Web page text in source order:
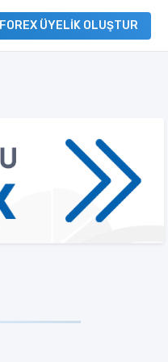
FOREX ÜYELİK OLUŞTUR